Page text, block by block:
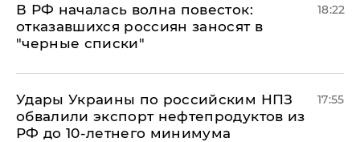
​В РФ началась волна повесток:
отказавшихся россиян заносят в
"черные списки"
18:22
Удары Украины по российским НПЗ
обвалили экспорт нефтепродуктов из
РФ до 10-летнего минимума
17:55